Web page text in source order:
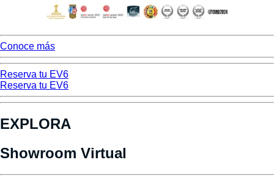
Conoce más
Reserva tu EV6
Reserva tu EV6
EXPLORA
Showroom Virtual